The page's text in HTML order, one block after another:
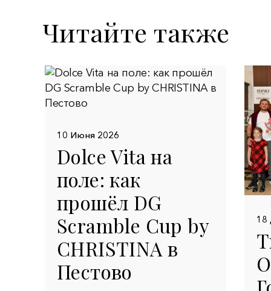
Читайте также
10 Июня 2026
Dolce Vita на
поле: как
прошёл DG
Scramble Cup by
CHRISTINA в
Пестово
18